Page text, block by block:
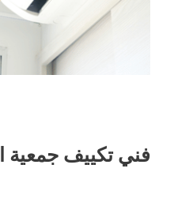
فني تكييف جمعية